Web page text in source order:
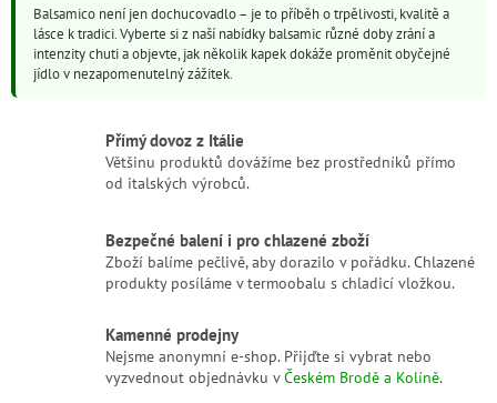
a
c
í
y
v
i
s
u
á
n
í
Balsamico není jen dochucovadlo – je to příběh o trpělivosti, kvalitě a
lásce k tradici. Vyberte si z naší nabídky balsamic různé doby zrání a
intenzity chuti a objevte, jak několik kapek dokáže proměnit obyčejné
jídlo v nezapomenutelný zážitek.
Přímý dovoz z Itálie
Většinu produktů dovážíme bez prostředníků přímo
od italských výrobců.
Bezpečné balení i pro chlazené zboží
Zboží balíme pečlivě, aby dorazilo v pořádku. Chlazené
produkty posíláme v termoobalu s chladicí vložkou.
Kamenné prodejny
Nejsme anonymní e-shop. Přijďte si vybrat nebo
vyzvednout objednávku vČeském Brodě a Kolíně.